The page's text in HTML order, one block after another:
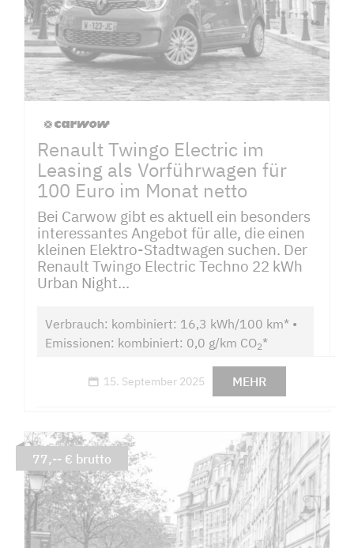
Renault Twingo Electric im
Leasing als Vorführwagen für
100 Euro im Monat netto
Bei Carwow gibt es aktuell ein besonders
interessantes Angebot für alle, die einen
kleinen Elektro-Stadtwagen suchen. Der
Renault Twingo Electric Techno 22 kWh
Urban Night...
Verbrauch: kombiniert: 16,3 kWh/100 km* •
Emissionen: kombiniert: 0,0 g/km CO2*
15. September 2025 MEHR
77,-- € brutto